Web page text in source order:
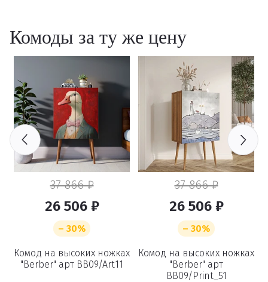
Комоды за ту же цену
37 866 ₽
26 506 ₽
– 30%
Комод на высоких ножках
"Berber" арт BB09/Art11
37 866 ₽
26 506 ₽
– 30%
Комод на высоких ножках
"Berber" арт
BB09/Print_51